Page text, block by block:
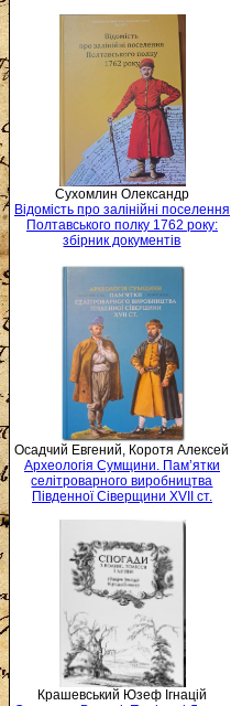
Сухомлин Олександр
Відомість про залінійні поселення
Полтавського полку 1762 року:
збірник документів
Осадчий Евгений, Коротя Алексей
Археологія Сумщини. Пам’ятки
селітроварного виробництва
Південної Сіверщини XVII ст.
Крашевський Юзеф Ігнацій